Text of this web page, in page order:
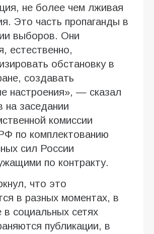
не более чем лживая
Это часть пропаганды в
выборов. Они
естественно,
обстановку в
создавать
настроения», — сказал
заседании
комиссии
по комплектованию
сил России
по контракту.
что это
в разных моментах, в
в социальных сетях
публикации, в